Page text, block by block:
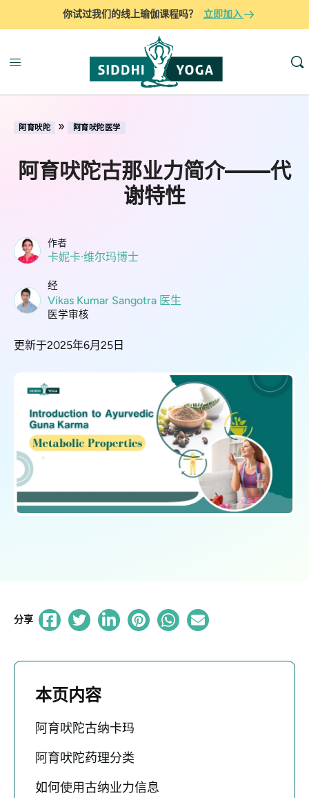
你试过我们的线上瑜伽课程吗？ 立即加入
阿育吠陀 » 阿育吠陀医学
阿育吠陀古那业力简介——代
谢特性
作者
卡妮卡·维尔玛博士
经
Vikas Kumar Sangotra 医生
医学审核
更新于2025年6月25日
分享
本页内容
阿育吠陀古纳卡玛
阿育吠陀药理分类
如何使用古纳业力信息